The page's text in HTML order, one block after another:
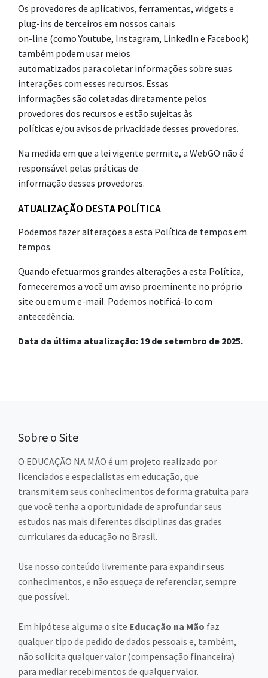
Os provedores de aplicativos, ferramentas, widgets e
plug-ins de terceiros em nossos canais
on-line (como Youtube, Instagram, LinkedIn e Facebook)
também podem usar meios
automatizados para coletar informações sobre suas
interações com esses recursos. Essas
informações são coletadas diretamente pelos
provedores dos recursos e estão sujeitas às
políticas e/ou avisos de privacidade desses provedores.
Na medida em que a lei vigente permite, a WebGO não é
responsável pelas práticas de
informação desses provedores.
ATUALIZAÇÃO DESTA POLÍTICA
Podemos fazer alterações a esta Política de tempos em
tempos.
Quando efetuarmos grandes alterações a esta Política,
forneceremos a você um aviso proeminente no próprio
site ou em um e-mail. Podemos notificá-lo com
antecedência.
Data da última atualização: 19 de setembro de 2025.
Sobre o Site
O EDUCAÇÃO NA MÃO é um projeto realizado por
licenciados e especialistas em educação, que
transmitem seus conhecimentos de forma gratuita para
que você tenha a oportunidade de aprofundar seus
estudos nas mais diferentes disciplinas das grades
curriculares da educação no Brasil.
Use nosso conteúdo livremente para expandir seus
conhecimentos, e não esqueça de referenciar, sempre
que possível.
Em hipótese alguma o site Educação na Mão faz
qualquer tipo de pedido de dados pessoais e, também,
não solicita qualquer valor (compensação financeira)
para mediar recebimentos de qualquer valor.